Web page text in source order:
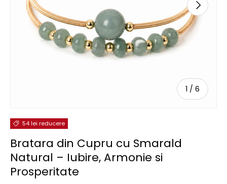
1 / de
6
54 lei reducere
Bratara din Cupru cu Smarald
Natural – Iubire, Armonie si
Prosperitate